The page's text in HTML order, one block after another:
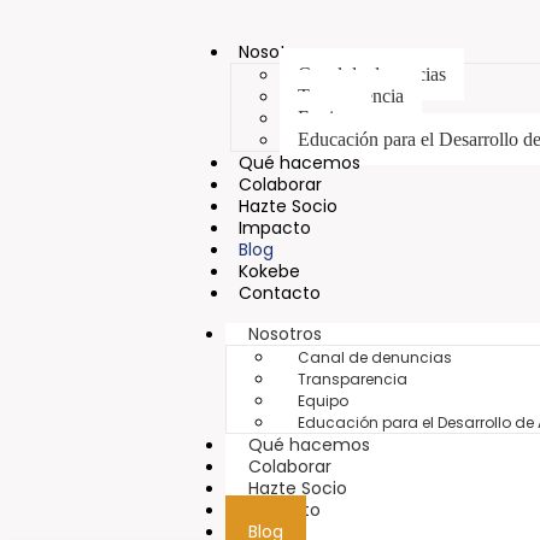
Nosotros
Canal de denuncias
Transparencia
Equipo
Educación para el Desarrollo
Qué hacemos
Colaborar
Hazte Socio
Impacto
Blog
Kokebe
Contacto
Nosotros
Canal de denuncias
Transparencia
Equipo
Educación para el Desarrollo de
Qué hacemos
Colaborar
Hazte Socio
Impacto
Blog